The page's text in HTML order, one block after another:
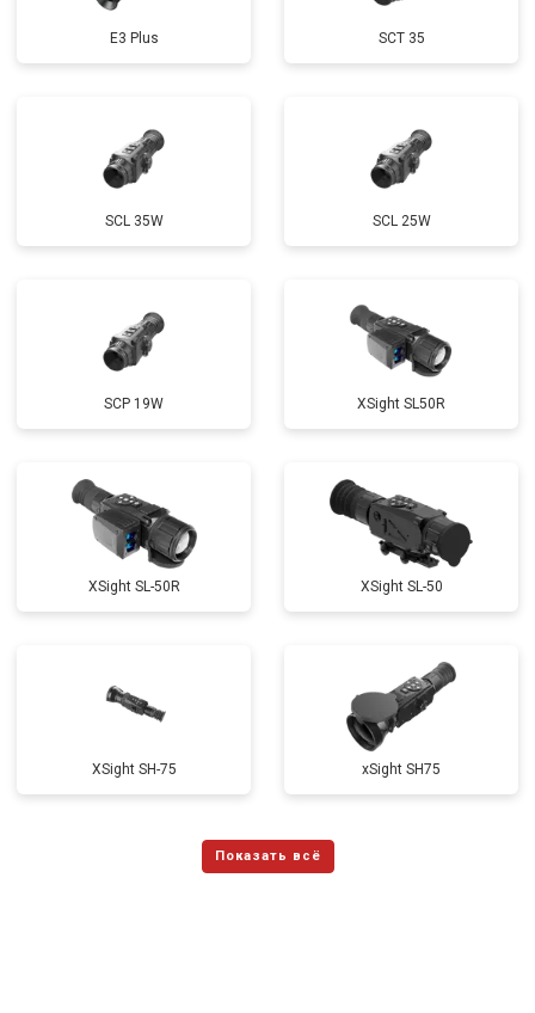
E3 Plus SCT 35
SCL 35W SCL 25W
SCP 19W ХSight SL50R
XSight SL-50R XSight SL-50
XSight SH-75 xSight SH75